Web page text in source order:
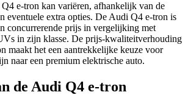
e-tron kan variëren, afhankelijk van de
eventuele extra opties. De Audi Q4 e-tron is
concurrerende prijs in vergelijking met
in zijn klasse. De prijs-kwaliteitverhouding
maakt het een aantrekkelijke keuze voor
naar een premium elektrische auto.
de Audi Q4 e-tron